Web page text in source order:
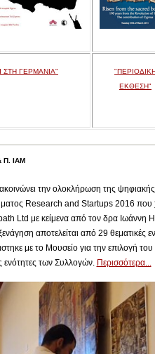
ΣΤΗ ΓΕΡΜΑΝΙΑ"
ΕΚΘΕΣΗ"
Π. ΙΑΜ
την ολοκλήρωση της
Research and Startups 2016
Ltd με κείμενα από τον δρα Ιωάννη
αποτελείται από 29 θεματικές
με το Μουσείο για την επιλογή
ενότητες των Συλλογών. Περισσότερα...